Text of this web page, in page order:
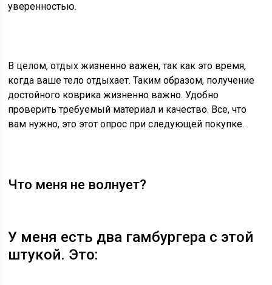
уверенностью.
В целом, отдых жизненно важен, так как это время,
когда ваше тело отдыхает. Таким образом, получение
достойного коврика жизненно важно. Удобно
проверить требуемый материал и качество. Все, что
вам нужно, это этот опрос при следующей покупке.
Что меня не волнует?
У меня есть два гамбургера с этой
штукой. Это: